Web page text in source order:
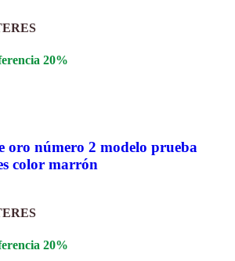
20%
oro número 2 modelo prueba
color marrón
20%